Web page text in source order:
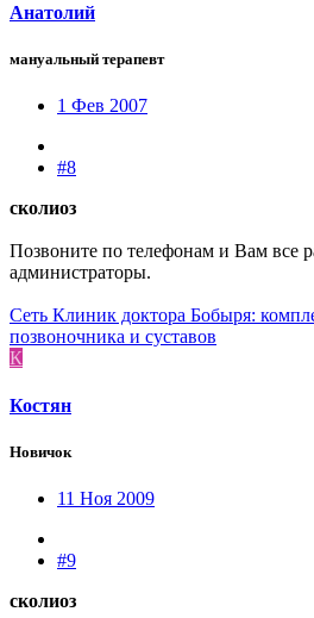
Анатолий
мануальный терапевт
1 Фев 2007
#8
сколиоз
Позвоните по телефонам и Вам все
администраторы.
Сеть Клиник доктора Бобыря:
позвоночника и суставов
К
Костян
Новичок
11 Ноя 2009
#9
сколиоз